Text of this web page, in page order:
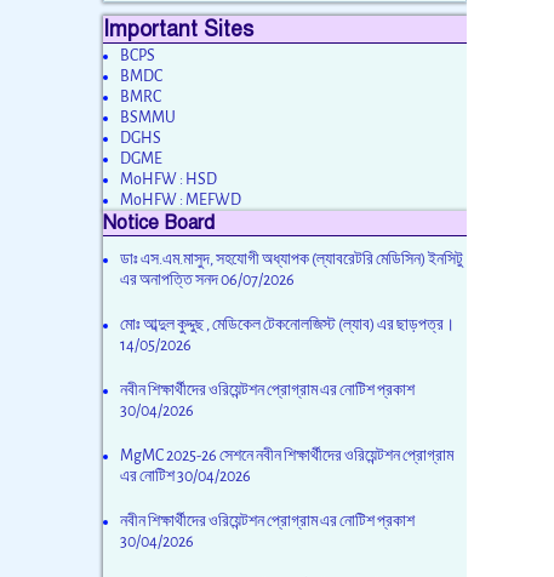
Important Sites
BCPS
BMDC
BMRC
BSMMU
DGHS
DGME
MoHFW : HSD
MoHFW : MEFWD
Notice Board
ডাঃ এস.এম.মাসুদ, সহযোগী অধ্যাপক (ল্যাবরেটরি মেডিসিন) ইনসিটু
এর অনাপত্তি সনদ06/07/2026
মোঃ আব্দুল কুদ্দুছ , মেডিকেল টেকনোলজিস্ট (ল্যাব) এর ছাড়পত্র।
14/05/2026
নবীন শিক্ষার্থীদের ওরিয়েন্টশন প্রোগ্রাম এর নোটিশ প্রকাশ
30/04/2026
MgMC 2025-26 সেশনে নবীন শিক্ষার্থীদের ওরিয়েন্টশন প্রোগ্রাম
এর নোটিশ30/04/2026
নবীন শিক্ষার্থীদের ওরিয়েন্টশন প্রোগ্রাম এর নোটিশ প্রকাশ
30/04/2026